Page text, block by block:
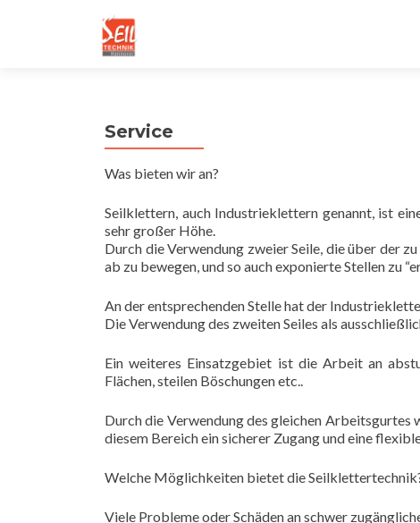
Service
Was bieten wir an?
Seilklettern, auch Industrieklettern genannt, ist
sehr großer Höhe.
Durch die Verwendung zweier Seile, die über der
ab zu bewegen, und so auch exponierte Stellen zu
An der entsprechenden Stelle hat der
Die Verwendung des zweiten Seiles als
Ein weiteres Einsatzgebiet ist die Arbeit an
Flächen, steilen Böschungen etc..
Durch die Verwendung des gleichen
diesem Bereich ein sicherer Zugang und eine
Welche Möglichkeiten bietet die
Viele Probleme oder Schäden an schwer